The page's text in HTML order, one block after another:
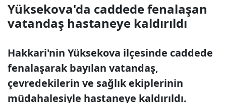
Yüksekova'da caddede fenalaşan
vatandaş hastaneye kaldırıldı
Hakkari'nin Yüksekova ilçesinde caddede
fenalaşarak bayılan vatandaş,
çevredekilerin ve sağlık ekiplerinin
müdahalesiyle hastaneye kaldırıldı.